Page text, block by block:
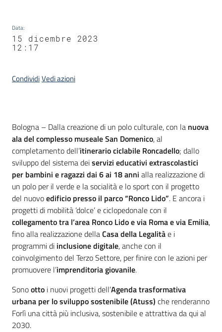
Data:
15 dicembre 2023
12:17
CondividiVedi azioni
Contenuto
Bologna – Dalla creazione di un polo culturale, con la nuova
ala del complesso museale San Domenico, al
completamento dell’itinerario ciclabile Roncadello; dallo
sviluppo del sistema deiservizi educativi extrascolastici
per bambini e ragazzi dai 6 ai 18 anni alla realizzazione di
un polo per il verde e la socialità e lo sport con il progetto
del nuovoedificio presso il parco “Ronco Lido”. E ancora i
progetti di mobilità ‘dolce’ e ciclopedonale con il
collegamento tra l’area Ronco Lido e via Roma e via Emilia,
fino alla realizzazione dellaCasa della Legalitàe i
programmi di inclusione digitale, anche con il
coinvolgimento del Terzo Settore, per finire con le azioni per
promuovere l’imprenditoria giovanile.
Sonootto i nuovi progetti dell’Agenda trasformativa
urbana per lo sviluppo sostenibile (Atuss) che renderanno
Forlì una città più inclusiva, sostenibile e attrattiva da qui al
2030.